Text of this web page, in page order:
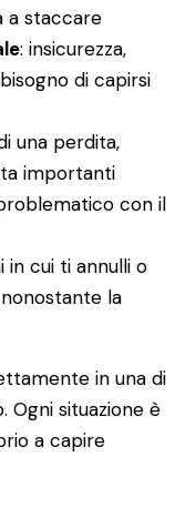
a staccare
: insicurezza,
di capirsi
una perdita,
importanti
con il
in cui ti annulli o
la
in una di
Ogni situazione è
a capire